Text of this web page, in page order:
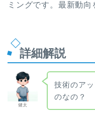
ミングです。最新動向
詳細解説
健太
技術のア
のなの？